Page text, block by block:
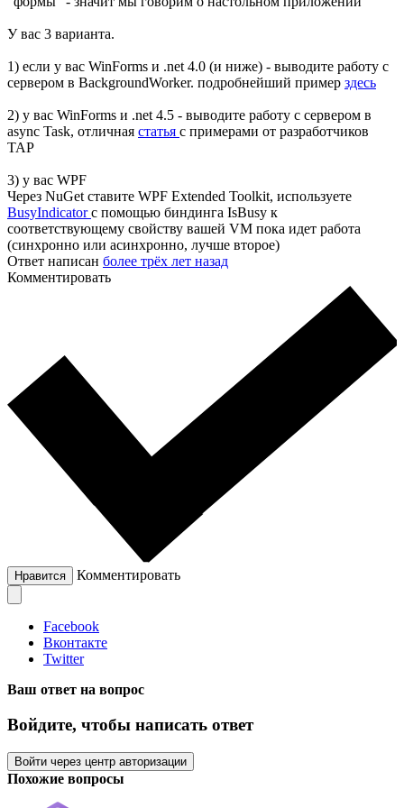
У вас 3 варианта.
1) если у вас WinForms и .net 4.0 (и ниже) - выводите работу с
сервером в BackgroundWorker. подробнейший пример здесь
2) у вас WinForms и .net 4.5 - выводите работу с сервером в
async Task, отличная статья с примерами от разработчиков
TAP
3) у вас WPF
Через NuGet ставите WPF Extended Toolkit, используете
BusyIndicatorс помощью биндинга IsBusy к
соответствующему свойству вашей VM пока идет работа
(синхронно или асинхронно, лучше второе)
Ответ написан более трёх лет назад
Комментировать
Нравится Комментировать
Facebook
Вконтакте
Twitter
Ваш ответ на вопрос
Войдите, чтобы написать ответ
Войти через центр авторизации
Похожие вопросы